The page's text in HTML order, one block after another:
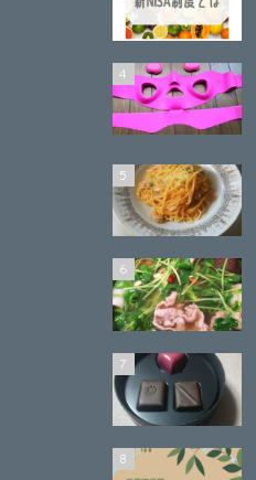
4
5
6
7
8